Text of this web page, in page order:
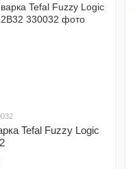
Tefal Fuzzy Logic